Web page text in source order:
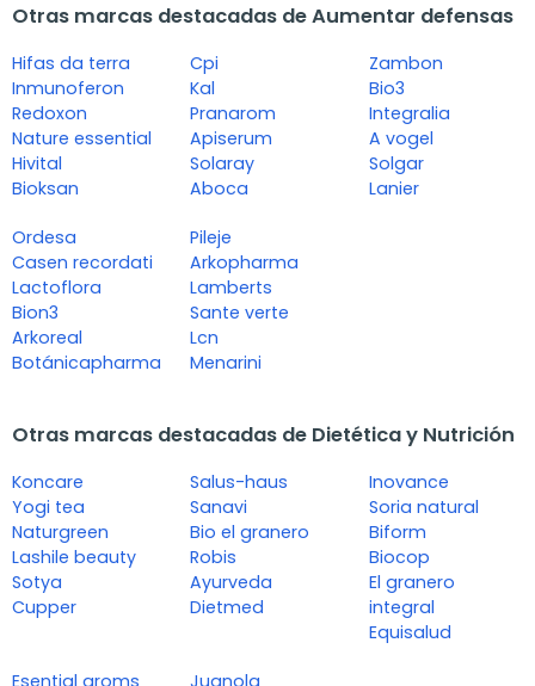
Otras marcas destacadas de Aumentar defensas
Hifas da terra
Inmunoferon
Redoxon
Nature essential
Hivital
Bioksan
Cpi
Kal
Pranarom
Apiserum
Solaray
Aboca
Zambon
Bio3
Integralia
A vogel
Solgar
Lanier
Ordesa
Casen recordati
Lactoflora
Bion3
Arkoreal
Botánicapharma
Pileje
Arkopharma
Lamberts
Sante verte
Lcn
Menarini
Otras marcas destacadas de Dietética y Nutrición
Koncare
Yogi tea
Naturgreen
Lashile beauty
Sotya
Cupper
Salus-haus
Sanavi
Bio el granero
Robis
Ayurveda
Dietmed
Inovance
Soria natural
Biform
Biocop
El granero
integral
Equisalud
Esential aroms
Juanola